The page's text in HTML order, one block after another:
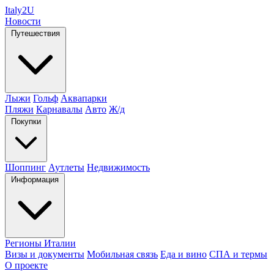
Italy2U
Новости
Путешествия
Лыжи Гольф Аквапарки
Пляжи Карнавалы Авто Ж/д
Покупки
Шоппинг Аутлеты Недвижимость
Информация
Регионы Италии
Визы и документы Мобильная связь Еда и вино СПА и термы
О проекте